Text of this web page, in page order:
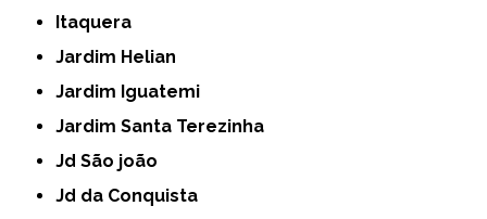
Itaquera
Jardim Helian
Jardim Iguatemi
Jardim Santa Terezinha
Jd São joão
Jd da Conquista